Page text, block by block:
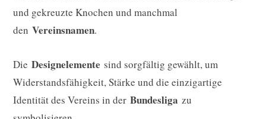
und gekreuzte Knochen und manchmal
den Vereinsnamen.
Die Designelemente sind sorgfältig gewählt, um
Widerstandsfähigkeit, Stärke und die einzigartige
Identität des Vereins in der Bundesliga zu